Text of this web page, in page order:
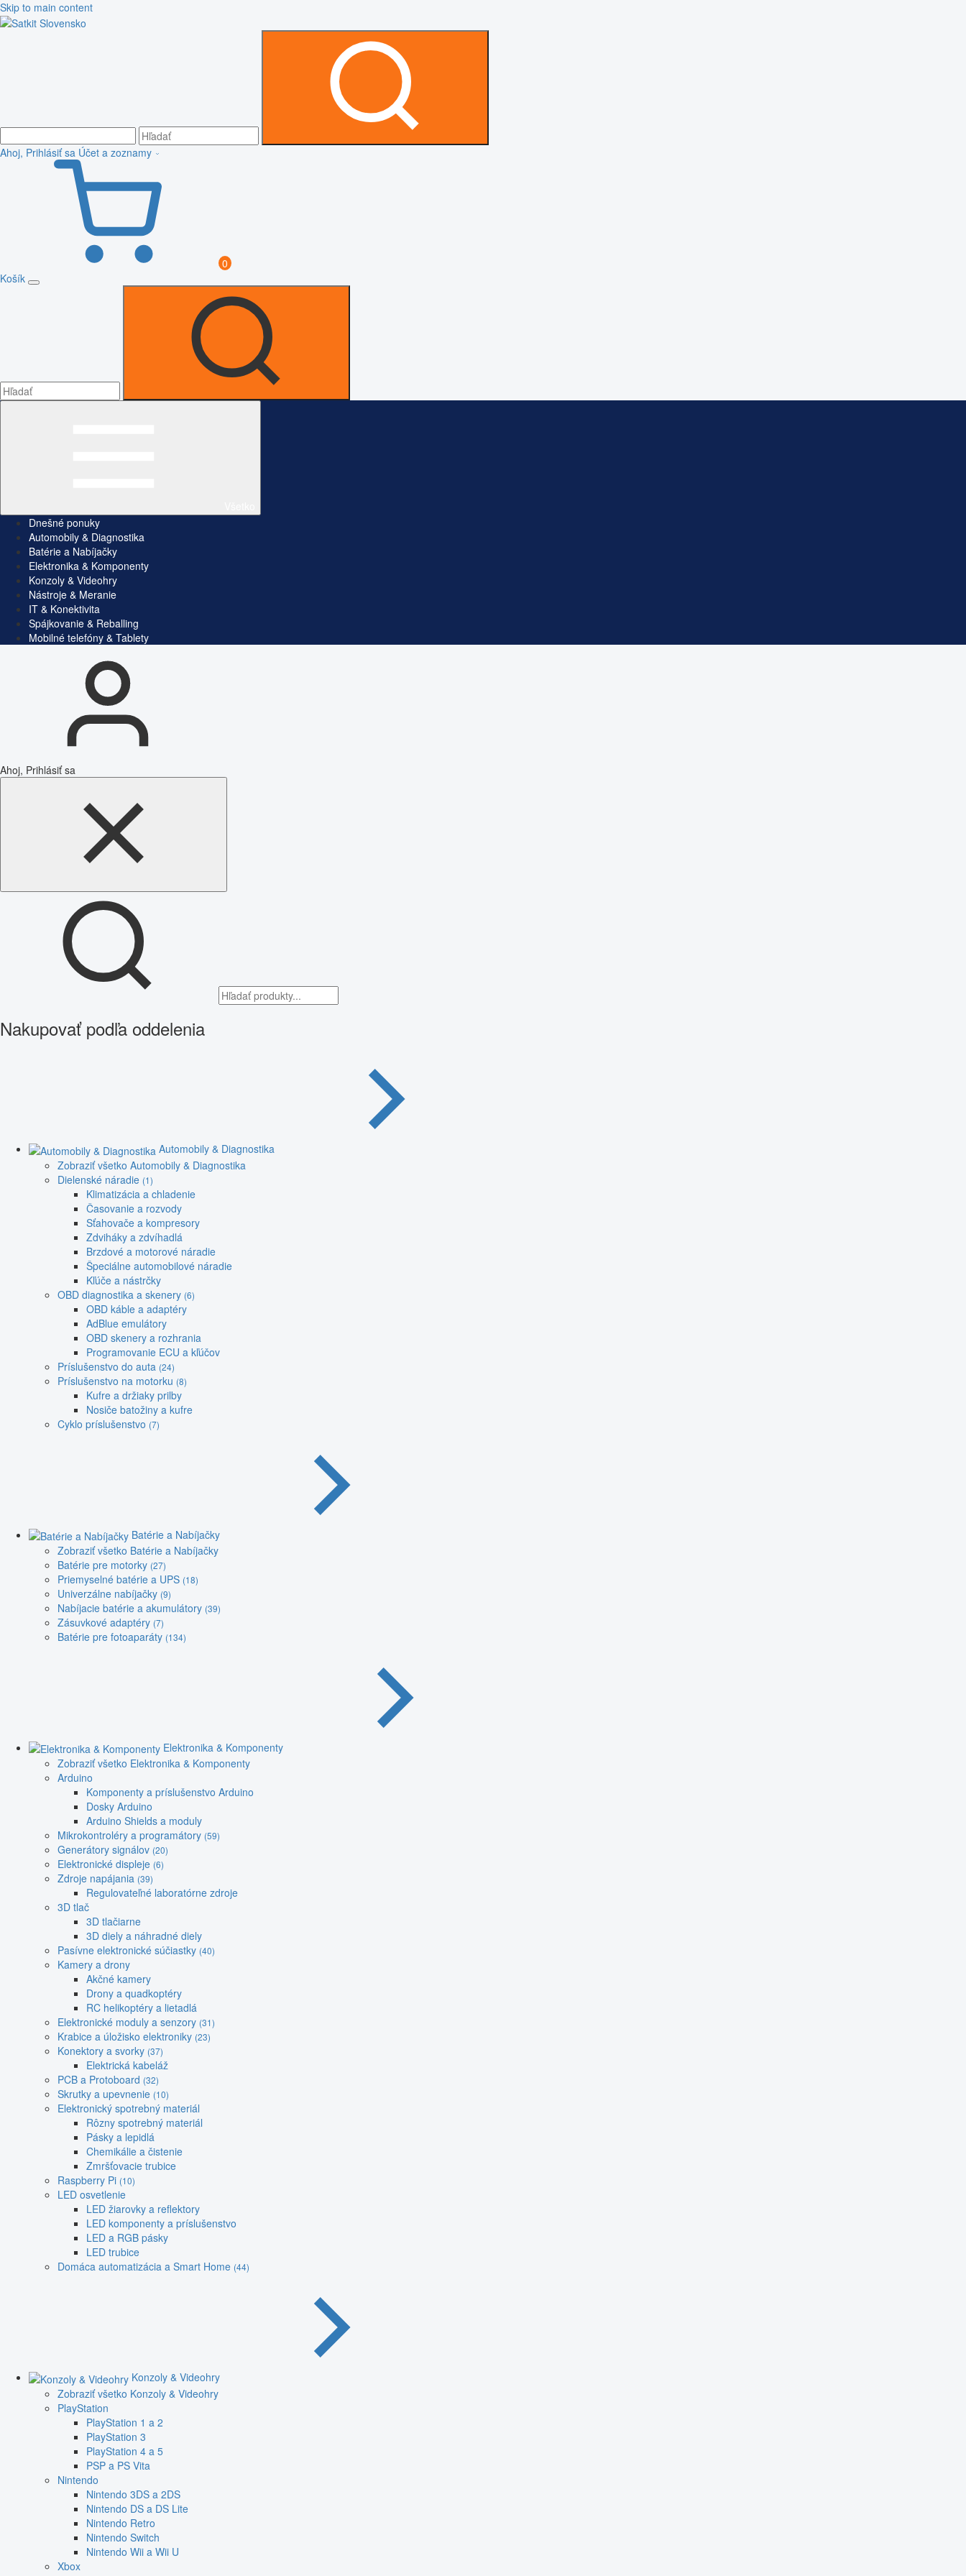
Skip to main content
Ahoj, Prihlásiť sa Účet a zoznamy
0
Košík
Dnešné ponuky
Automobily & Diagnostika
Batérie a Nabíjačky
Elektronika & Komponenty
Konzoly & Videohry
Nástroje & Meranie
IT & Konektivita
Spájkovanie & Reballing
Mobilné telefóny & Tablety
Ahoj, Prihlásiť sa
Nakupovať podľa oddelenia
Automobily & Diagnostika
Zobraziť všetko Automobily & Diagnostika
Dielenské náradie (1)
Klimatizácia a chladenie
Časovanie a rozvody
Sťahovače a kompresory
Zdviháky a zdvíhadlá
Brzdové a motorové náradie
Špeciálne automobilové náradie
Kľúče a nástrčky
OBD diagnostika a skenery (6)
OBD káble a adaptéry
AdBlue emulátory
OBD skenery a rozhrania
Programovanie ECU a kľúčov
Príslušenstvo do auta (24)
Príslušenstvo na motorku (8)
Kufre a držiaky prilby
Nosiče batožiny a kufre
Cyklo príslušenstvo (7)
Batérie a Nabíjačky
Zobraziť všetko Batérie a Nabíjačky
Batérie pre motorky (27)
Priemyselné batérie a UPS (18)
Univerzálne nabíjačky (9)
Nabíjacie batérie a akumulátory (39)
Zásuvkové adaptéry (7)
Batérie pre fotoaparáty (134)
Elektronika & Komponenty
Zobraziť všetko Elektronika & Komponenty
Arduino
Komponenty a príslušenstvo Arduino
Dosky Arduino
Arduino Shields a moduly
Mikrokontroléry a programátory (59)
Generátory signálov (20)
Elektronické displeje (6)
Zdroje napájania (39)
Regulovateľné laboratórne zdroje
3D tlač
3D tlačiarne
3D diely a náhradné diely
Pasívne elektronické súčiastky (40)
Kamery a drony
Akčné kamery
Drony a quadkoptéry
RC helikoptéry a lietadlá
Elektronické moduly a senzory (31)
Krabice a úložisko elektroniky (23)
Konektory a svorky (37)
Elektrická kabeláž
PCB a Protoboard (32)
Skrutky a upevnenie (10)
Elektronický spotrebný materiál
Rôzny spotrebný materiál
Pásky a lepidlá
Chemikálie a čistenie
Zmršťovacie trubice
Raspberry Pi (10)
LED osvetlenie
LED žiarovky a reflektory
LED komponenty a príslušenstvo
LED a RGB pásky
LED trubice
Domáca automatizácia a Smart Home (44)
Konzoly & Videohry
Zobraziť všetko Konzoly & Videohry
PlayStation
PlayStation 1 a 2
PlayStation 3
PlayStation 4 a 5
PSP a PS Vita
Nintendo
Nintendo 3DS a 2DS
Nintendo DS a DS Lite
Nintendo Retro
Nintendo Switch
Nintendo Wii a Wii U
Xbox